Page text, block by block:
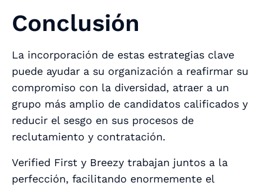
Conclusión
La incorporación de estas estrategias clave
puede ayudar a su organización a reafirmar su
compromiso con la diversidad, atraer a un
grupo más amplio de candidatos calificados y
reducir el sesgo en sus procesos de
reclutamiento y contratación.
Verified First y Breezy trabajan juntos a la
perfección, facilitando enormemente el